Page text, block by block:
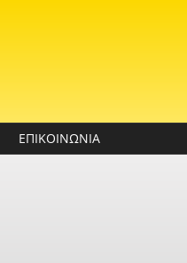
ΕΠΙΚΟΙΝΩΝΙΑ